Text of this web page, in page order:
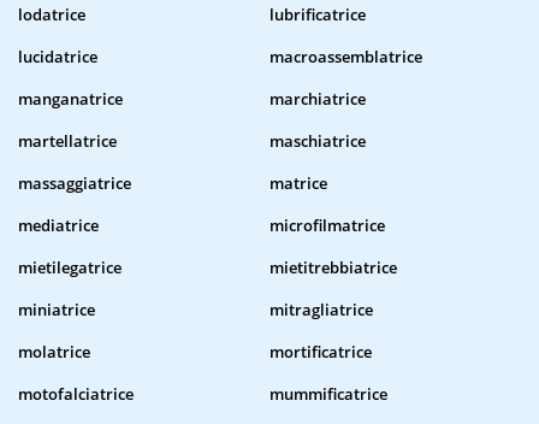
lodatrice
lubrificatrice
lucidatrice
macroassemblatrice
manganatrice
marchiatrice
martellatrice
maschiatrice
massaggiatrice
matrice
mediatrice
microfilmatrice
mietilegatrice
mietitrebbiatrice
miniatrice
mitragliatrice
molatrice
mortificatrice
motofalciatrice
mummificatrice